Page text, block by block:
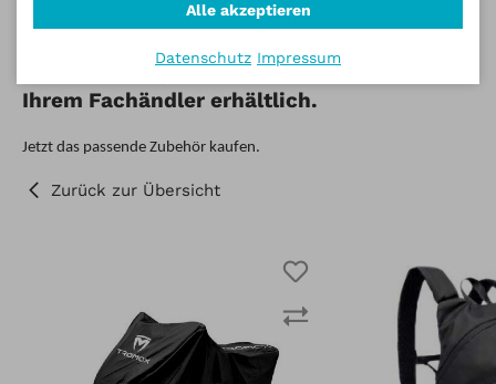
Jetzt für alle Modellreihen
Gepäcklösungen und weiteres Zubehör bei
Ihrem Fachändler erhältlich.
Jetzt das passende Zubehör kaufen.
Zurück zur Übersicht
Alle akzeptieren
Datenschutz Impressum